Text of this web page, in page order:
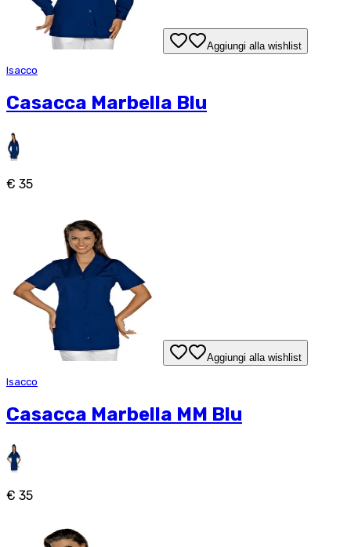
Aggiungi alla wishlist
Isacco
Casacca Marbella Blu
€ 35
Aggiungi alla wishlist
Isacco
Casacca Marbella MM Blu
€ 35